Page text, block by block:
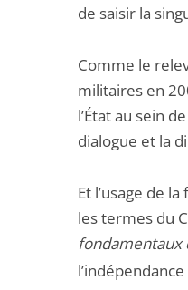
de saisir la
Comme le
militaires en
l’État au sein
dialogue et la
Et l’usage de
les termes du
fondamentaux